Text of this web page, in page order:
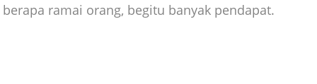
berapa ramai orang, begitu banyak pendapat.